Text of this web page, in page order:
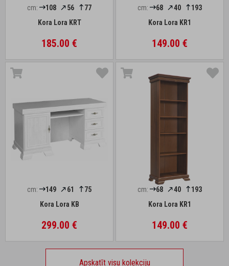
cm: 108 56
77
Kora Lora KRT
185.00 €
cm: 68 40
193
Kora Lora KR1
149.00 €
cm: 149 61
75
Kora Lora KB
299.00 €
cm: 68 40
193
Kora Lora KR1
149.00 €
Apskatīt visu kolekciju